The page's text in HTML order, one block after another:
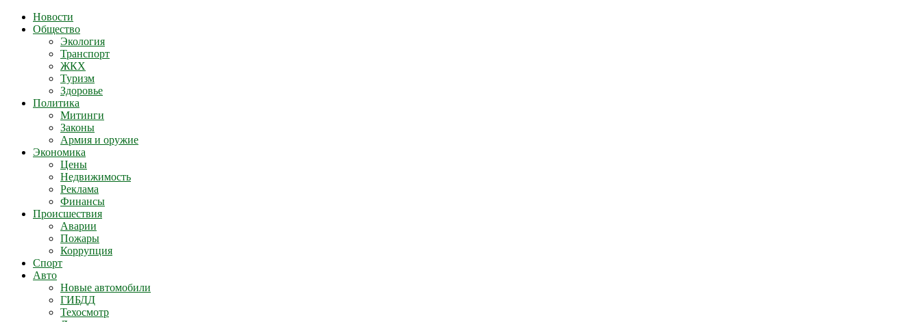
Новости
Общество
Экология
Транспорт
ЖКХ
Туризм
Здоровье
Политика
Митинги
Законы
Армия и оружие
Экономика
Цены
Недвижимость
Реклама
Финансы
Происшествия
Аварии
Пожары
Коррупция
Спорт
Авто
Новые автомобили
ГИБДД
Техосмотр